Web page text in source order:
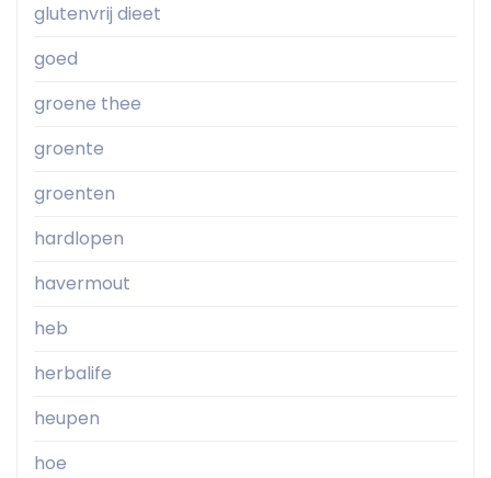
glutenvrij dieet
goed
groene thee
groente
groenten
hardlopen
havermout
heb
herbalife
heupen
hoe